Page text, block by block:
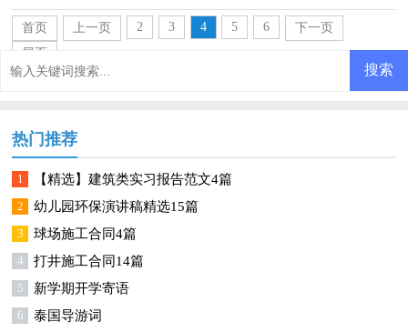
的情感，调节自己的心情。一篇什么样的作...
首页 上一页 2 3 4 5 6
下一页
尾页
热门推荐
1 【精选】建筑类实习报告范文4篇
2 幼儿园环保演讲稿精选15篇
3 球场施工合同4篇
4 打井施工合同14篇
5 新学期开学寄语
6 泰国导游词